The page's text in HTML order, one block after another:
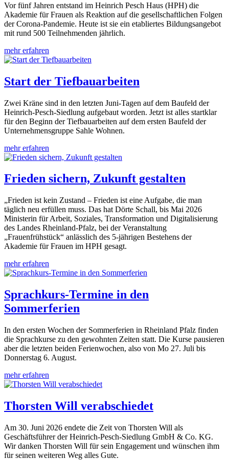
Vor fünf Jahren entstand im Heinrich Pesch Haus (HPH) die
Akademie für Frauen als Reaktion auf die gesellschaftlichen Folgen
der Corona-Pandemie. Heute ist sie ein etabliertes Bildungsangebot
mit rund 500 Teilnehmenden jährlich.
mehr erfahren
Start der Tiefbauarbeiten
Zwei Kräne sind in den letzten Juni-Tagen auf dem Baufeld der
Heinrich-Pesch-Siedlung aufgebaut worden. Jetzt ist alles startklar
für den Beginn der Tiefbauarbeiten auf dem ersten Baufeld der
Unternehmensgruppe Sahle Wohnen.
mehr erfahren
Frieden sichern, Zukunft gestalten
„Frieden ist kein Zustand – Frieden ist eine Aufgabe, die man
täglich neu erfüllen muss. Das hat Dörte Schall, bis Mai 2026
Ministerin für Arbeit, Soziales, Transformation und Digitalisierung
des Landes Rheinland-Pfalz, bei der Veranstaltung
„Frauenfrühstück“ anlässlich des 5-jährigen Bestehens der
Akademie für Frauen im HPH gesagt.
mehr erfahren
Sprachkurs-Termine in den
Sommerferien
In den ersten Wochen der Sommerferien in Rheinland Pfalz finden
die Sprachkurse zu den gewohnten Zeiten statt. Die Kurse pausieren
aber die letzten beiden Ferienwochen, also von Mo 27. Juli bis
Donnerstag 6. August.
mehr erfahren
Thorsten Will verabschiedet
Am 30. Juni 2026 endete die Zeit von Thorsten Will als
Geschäftsführer der Heinrich-Pesch-Siedlung GmbH & Co. KG.
Wir danken Thorsten Will für sein Engagement und wünschen ihm
für seinen weiteren Weg alles Gute.